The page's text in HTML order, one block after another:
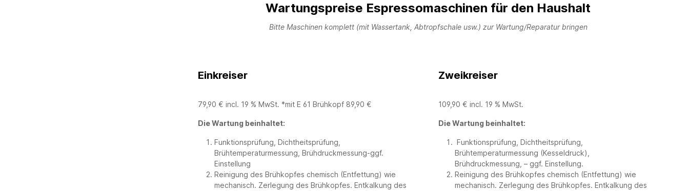
Wartungspreise Espressomaschinen für den Haushalt
Bitte Maschinen komplett (mit Wassertank, Abtropfschale usw.) zur Wartung/Reparatur bringen
Einkreiser
79,90 € incl. 19 % MwSt. *mit E 61 Brühkopf 89,90 €
Die Wartung beinhaltet:
Funktionsprüfung, Dichtheitsprüfung,
Brühtemperaturmessung, Brühdruckmessung-ggf.
Einstellung
Reinigung des Brühkopfes chemisch (Entfettung) wie
mechanisch. Zerlegung des Brühkopfes. Entkalkung des
Zweikreiser
109,90 € incl. 19 % MwSt.
Die Wartung beinhaltet:
Funktionsprüfung, Dichtheitsprüfung,
Brühtemperaturmessung (Kesseldruck),
Brühdruckmessung, – ggf. Einstellung.
Reinigung des Brühkopfes chemisch (Entfettung) wie
mechanisch. Zerlegung des Brühkopfes. Entkalkung des